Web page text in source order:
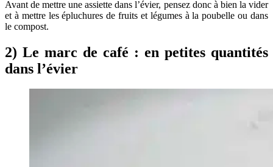
Avant de mettre une assiette dans l’évier, pensez donc à bien la vider
et à mettre les épluchures de fruits et légumes à la poubelle ou dans
le compost.
2) Le marc de café : en petites quantités
dans l’évier